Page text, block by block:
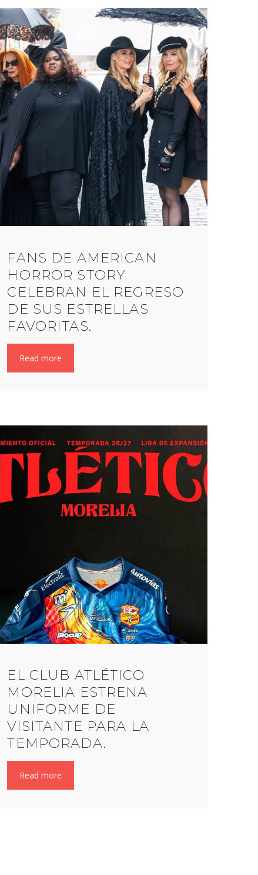
FANS DE AMERICAN
HORROR STORY
CELEBRAN EL REGRESO
DE SUS ESTRELLAS
FAVORITAS.
Read more
EL CLUB ATLÉTICO
MORELIA ESTRENA
UNIFORME DE
VISITANTE PARA LA
TEMPORADA.
Read more